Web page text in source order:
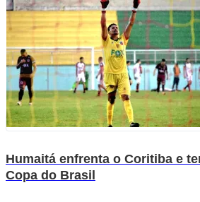
Humaitá enfrenta o Coritiba e
Copa do Brasil